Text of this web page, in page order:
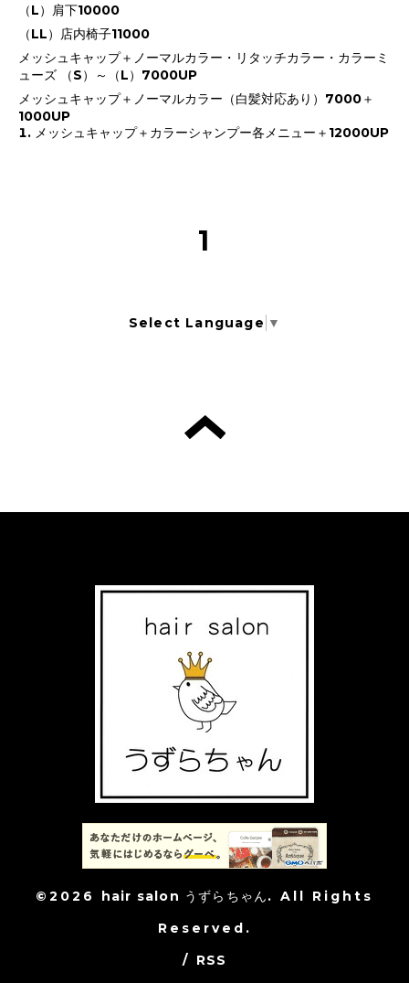
（L）肩下10000
（LL）店内椅子11000
メッシュキャップ＋ノーマルカラー・リタッチカラー・カラーミ
ューズ （S）～（L）7000UP
メッシュキャップ＋ノーマルカラー（白髪対応あり）7000＋
1000UP
メッシュキャップ＋カラーシャンプー各メニュー＋12000UP
1
Select Language ▼
©2026 hair salon うずらちゃん. All Rights
Reserved.
/ RSS